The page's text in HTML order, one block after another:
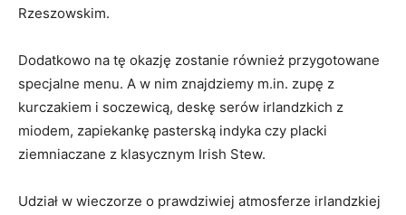
Rzeszowskim.
Dodatkowo na tę okazję zostanie również przygotowane
specjalne menu. A w nim znajdziemy m.in. zupę z
kurczakiem i soczewicą, deskę serów irlandzkich z
miodem, zapiekankę pasterską indyka czy placki
ziemniaczane z klasycznym Irish Stew.
Udział w wieczorze o prawdziwiej atmosferze irlandzkiej